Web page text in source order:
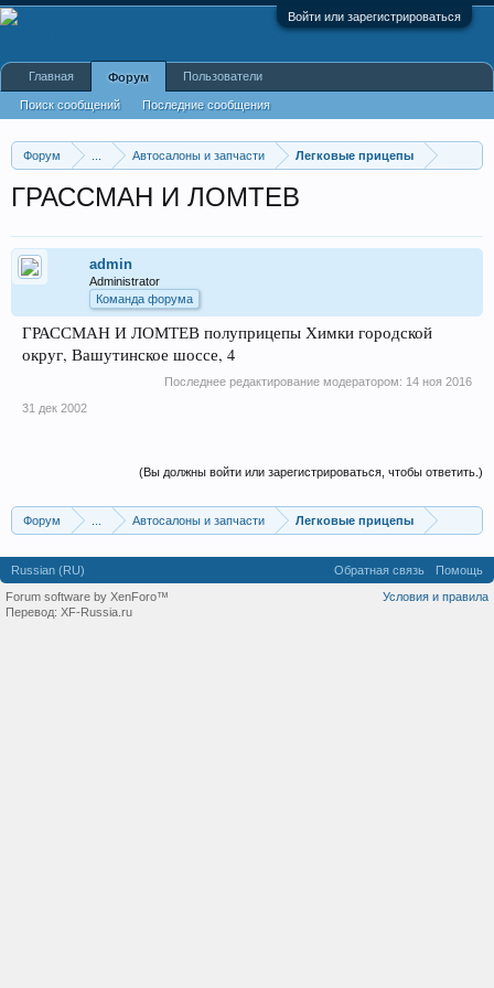
Войти или зарегистрироваться
Форум Автосалоны и запчасти Легковые прицепы
ГРАССМАН И ЛОМТЕВ
admin
Administrator
Команда форума
ГРАССМАН И ЛОМТЕВ полуприцепы Химки городской
округ, Вашутинское шоссе, 4
Последнее редактирование модератором: 14 ноя 2016
31 дек 2002
(Вы должны войти или зарегистрироваться, чтобы ответить.)
Форум Автосалоны и запчасти Легковые прицепы
Главная Форум
Поиск сообщений Последние сообщения
Пользователи
Russian (RU) Обратная связь
Помощь
Условия и правила
Forum software by XenForo™
Перевод: XF-Russia.ru